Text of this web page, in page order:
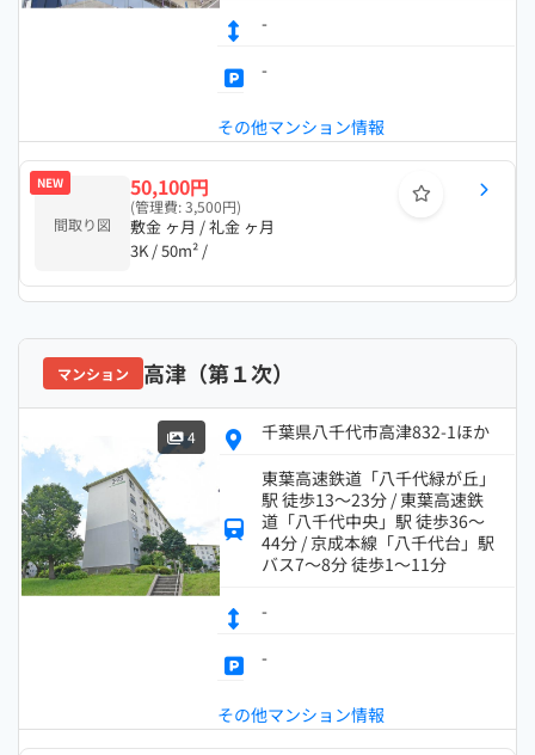
-
-
その他マンション情報
NEW
間取り図
50,100円
(管理費: 3,500円)
敷金 ヶ月 / 礼金 ヶ月
3K / 50m² /
マンション 高津（第１次）
4
千葉県八千代市高津832-1ほか
東葉高速鉄道「八千代緑が丘」
駅 徒歩13～23分 / 東葉高速鉄
道「八千代中央」駅 徒歩36～
44分 / 京成本線「八千代台」駅
バス7～8分 徒歩1～11分
-
-
その他マンション情報